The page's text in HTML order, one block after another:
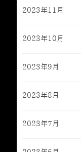
2023年11月
2023年10月
2023年9月
2023年8月
2023年7月